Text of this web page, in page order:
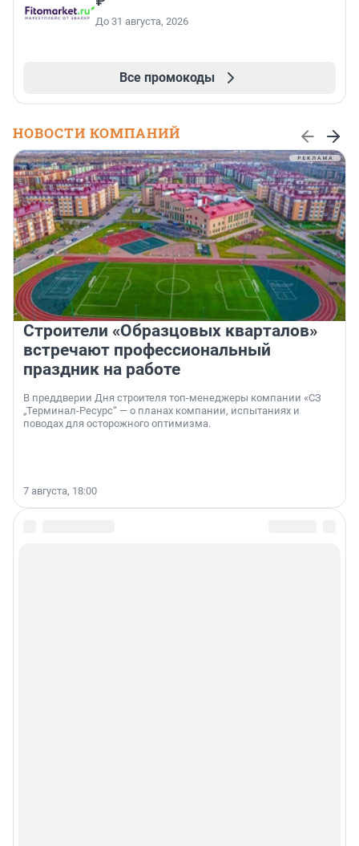
До 31 августа, 2026
Все промокоды
НОВОСТИ КОМПАНИЙ
Строители «Образцовых кварталов»
встречают профессиональный
праздник на работе
В преддверии Дня строителя топ-менеджеры компании «СЗ
„Терминал-Ресурс“ — о планах компании, испытаниях и
поводах для осторожного оптимизма.
7 августа, 18:00